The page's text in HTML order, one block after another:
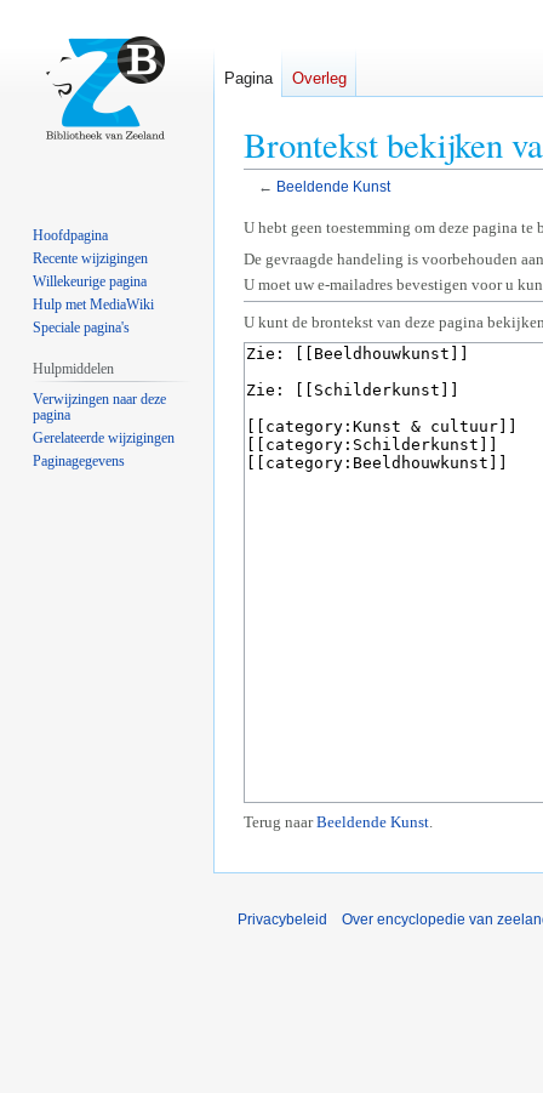
Brontekst bekijken
← Beeldende Kunst
Naar
navigatie
springen
Naar
zoeken
springen
U hebt geen toestemming om deze pagina te
De gevraagde handeling is voorbehouden
U moet uw e-mailadres bevestigen voor u
U kunt de brontekst van deze pagina
Terug naarBeeldende Kunst.
Pagina Overleg
Hoofdpagina
Recente wijzigingen
Willekeurige pagina
Hulp met MediaWiki
Speciale pagina's
Hulpmiddelen
Verwijzingen naar deze
pagina
Gerelateerde wijzigingen
Paginagegevens
Privacybeleid Over encyclopedie van